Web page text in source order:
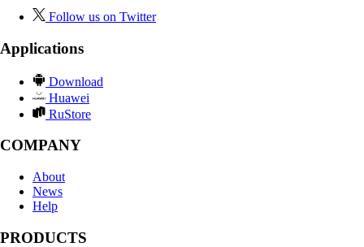
Follow us on Twitter
Applications
Download
Huawei
RuStore
COMPANY
About
News
Help
PRODUCTS